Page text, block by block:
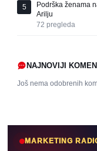
5
Podrška ženama
Arilju
72 pregleda
NAJNOVIJI
Još nema odobrenih
MARKETING